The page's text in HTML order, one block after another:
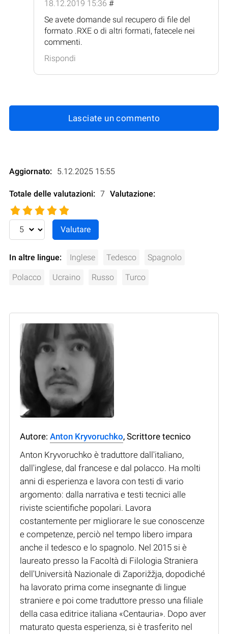
18.12.2019 15:36 #
Se avete domande sul recupero di file del
formato .RXE o di altri formati, fatecele nei
commenti.
Rispondi
Lasciate un commento
Aggiornato: 5.12.2025 15:55
Totale delle valutazioni: 7 Valutazione:
In altre lingue: Inglese Tedesco Spagnolo
Polacco Ucraino Russo Turco
Autore: Anton Kryvoruchko, Scrittore tecnico
Anton Kryvoruchko è traduttore dall'italiano,
dall'inglese, dal francese e dal polacco. Ha molti
anni di esperienza e lavora con testi di vario
argomento: dalla narrativa e testi tecnici alle
riviste scientifiche popolari. Lavora
costantemente per migliorare le sue conoscenze
e competenze, perciò nel tempo libero impara
anche il tedesco e lo spagnolo. Nel 2015 si è
laureato presso la Facoltà di Filologia Straniera
dell'Università Nazionale di Zaporižžja, dopodiché
ha lavorato prima come insegnante di lingue
straniere e poi come traduttore presso una filiale
della casa editrice italiana «Centauria». Dopo aver
maturato questa esperienza, si è trasferito nel